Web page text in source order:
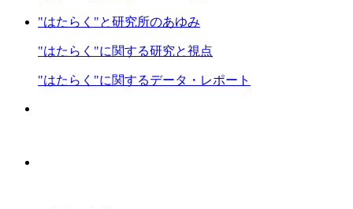
"はたらく"と研究所のあゆみ
"はたらく"に関する研究と視点
"はたらく"に関するデータ・レポート